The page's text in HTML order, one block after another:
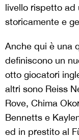
livello rispetto ad
storicamente e
Anche qui è una
definiscono un
otto giocatori
altri sono Reiss
Rove, Chima
Bennetts e
ed in prestito al